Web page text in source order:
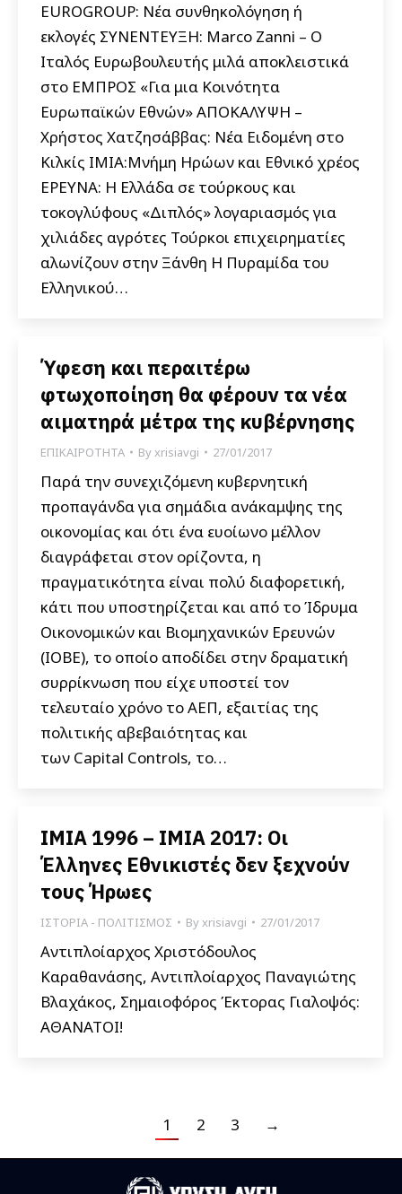
EUROGROUP: Νέα συνθηκολόγηση ή
εκλογές ΣΥΝΕΝΤΕΥΞΗ: Marco Zanni – Ο
Ιταλός Ευρωβουλευτής μιλά αποκλειστικά
στο ΕΜΠΡΟΣ «Για μια Κοινότητα
Ευρωπαϊκών Εθνών» ΑΠΟΚΑΛΥΨΗ –
Χρήστος Χατζησάββας: Νέα Ειδομένη στο
Κιλκίς ΙΜΙΑ:Μνήμη Ηρώων και Εθνικό χρέος
ΕΡΕΥΝΑ: Η Ελλάδα σε τούρκους και
τοκογλύφους «Διπλός» λογαριασμός για
χιλιάδες αγρότες Τούρκοι επιχειρηματίες
αλωνίζουν στην Ξάνθη Η Πυραμίδα του
Ελληνικού…
Ύφεση και περαιτέρω
φτωχοποίηση θα φέρουν τα νέα
αιματηρά μέτρα της κυβέρνησης
ΕΠΙΚΑΙΡΟΤΗΤΑ Byxrisiavgi 27/01/2017
Παρά την συνεχιζόμενη κυβερνητική
προπαγάνδα για σημάδια ανάκαμψης της
οικονομίας και ότι ένα ευοίωνο μέλλον
διαγράφεται στον ορίζοντα, η
πραγματικότητα είναι πολύ διαφορετική,
κάτι που υποστηρίζεται και από το Ίδρυμα
Οικονομικών και Βιομηχανικών Ερευνών
(ΙΟΒΕ), το οποίο αποδίδει στην δραματική
συρρίκνωση που είχε υποστεί τον
τελευταίο χρόνο το ΑΕΠ, εξαιτίας της
πολιτικής αβεβαιότητας και
των Capital Controls, το…
ΙΜΙΑ 1996 – ΙΜΙΑ 2017: Οι
Έλληνες Εθνικιστές δεν ξεχνούν
τους Ήρωες
ΙΣΤΟΡΙΑ - ΠΟΛΙΤΙΣΜΟΣ Byxrisiavgi 27/01/2017
Αντιπλοίαρχος Χριστόδουλος
Καραθανάσης, Αντιπλοίαρχος Παναγιώτης
Βλαχάκος, Σημαιοφόρος Έκτορας Γιαλοψός:
ΑΘΑΝΑΤΟΙ!
1 2 3 →